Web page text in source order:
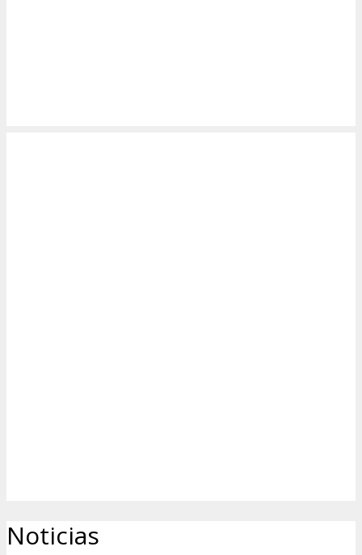
Noticias